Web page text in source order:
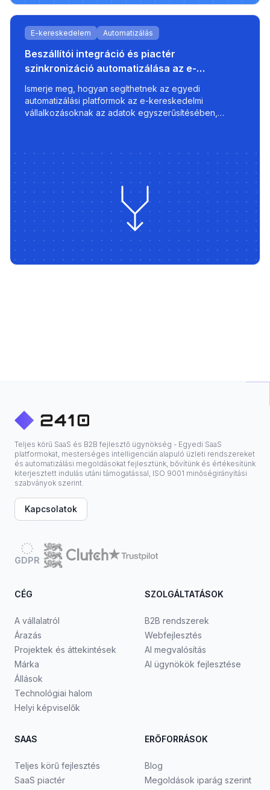
E-kereskedelem Automatizálás
Beszállítói integráció és piactér
szinkronizáció automatizálása az e-
kereskedelem növekedéséhez
Ismerje meg, hogyan segíthetnek az egyedi
automatizálási platformok az e-kereskedelmi
vállalkozásoknak az adatok egyszerűsítésében,
Teljes körű SaaS és B2B fejlesztő ügynökség - Egyedi SaaS
platformokat, mesterséges intelligencián alapuló üzleti rendszereket
és automatizálási megoldásokat fejlesztünk, bővítünk és értékesítünk
kiterjesztett indulás utáni támogatással, ISO 9001 minőségirányítási
szabványok szerint.
Kapcsolatok
GDPR
CÉG
A vállalatról
Árazás
Projektek és áttekintések
Márka
Állások
Technológiai halom
Helyi képviselők
SZOLGÁLTATÁSOK
B2B rendszerek
Webfejlesztés
AI megvalósítás
AI ügynökök fejlesztése
SAAS
Teljes körű fejlesztés
SaaS piactér
ERŐFORRÁSOK
Blog
Megoldások iparág szerint